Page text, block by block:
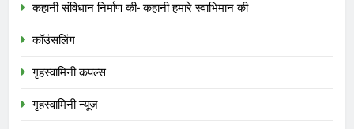
कहानी संविधान निर्माण की- कहानी हमारे स्वाभिमान की
कॉउंसलिंग
गृहस्वामिनी कपल्स
गृहस्वामिनी न्यूज